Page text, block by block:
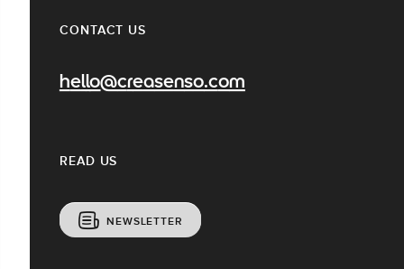
CONTACT US
hello@creasenso.com
READ US
NEWSLETTER